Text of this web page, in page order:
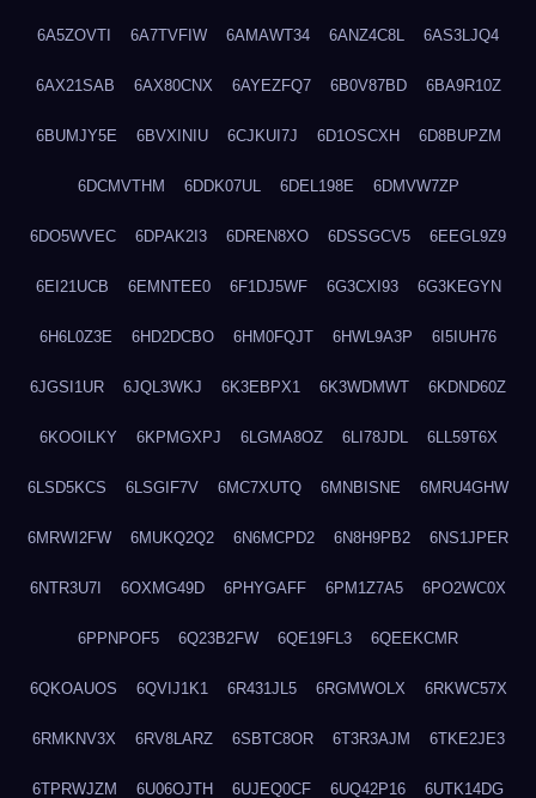
6A5ZOVTI 6A7TVFIW 6AMAWT34 6ANZ4C8L 6AS3LJQ4
6AX21SAB 6AX80CNX 6AYEZFQ7 6B0V87BD 6BA9R10Z
6BUMJY5E 6BVXINIU 6CJKUI7J 6D1OSCXH 6D8BUPZM
6DCMVTHM 6DDK07UL 6DEL198E 6DMVW7ZP
6DO5WVEC 6DPAK2I3 6DREN8XO 6DSSGCV5 6EEGL9Z9
6EI21UCB 6EMNTEE0 6F1DJ5WF 6G3CXI93 6G3KEGYN
6H6L0Z3E 6HD2DCBO 6HM0FQJT 6HWL9A3P 6I5IUH76
6JGSI1UR 6JQL3WKJ 6K3EBPX1 6K3WDMWT 6KDND60Z
6KOOILKY 6KPMGXPJ 6LGMA8OZ 6LI78JDL 6LL59T6X
6LSD5KCS 6LSGIF7V 6MC7XUTQ 6MNBISNE 6MRU4GHW
6MRWI2FW 6MUKQ2Q2 6N6MCPD2 6N8H9PB2 6NS1JPER
6NTR3U7I 6OXMG49D 6PHYGAFF 6PM1Z7A5 6PO2WC0X
6PPNPOF5 6Q23B2FW 6QE19FL3 6QEEKCMR
6QKOAUOS 6QVIJ1K1 6R431JL5 6RGMWOLX 6RKWC57X
6RMKNV3X 6RV8LARZ 6SBTC8OR 6T3R3AJM 6TKE2JE3
6TPRWJZM 6U06OJTH 6UJEQ0CF 6UQ42P16 6UTK14DG